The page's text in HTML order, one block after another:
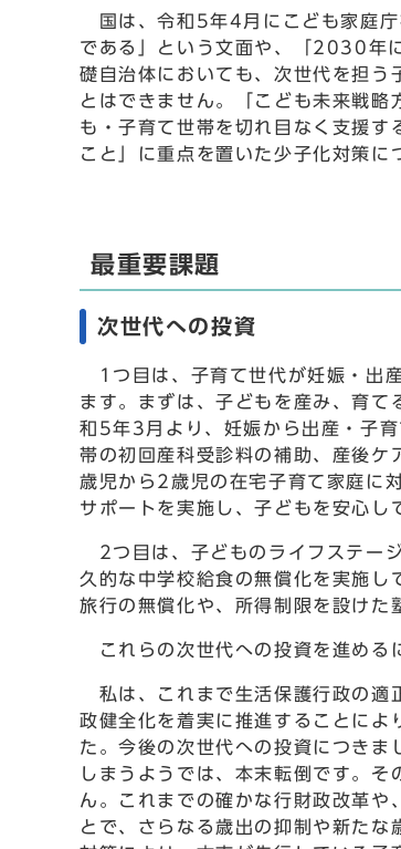
国は、令和5年4月にこども家庭庁
である」という文面や、「2030年
礎自治体においても、次世代を担う
とはできません。「こども未来戦
も・子育て世帯を切れ目なく支援
こと」に重点を置いた少子化対策に
最重要課題
次世代への投資
1つ目は、子育て世代が妊娠・出
ます。まずは、子どもを産み、育
和5年3月より、妊娠から出産・子
帯の初回産科受診料の補助、産後
歳児から2歳児の在宅子育て家庭に
サポートを実施し、子どもを安心し
2つ目は、子どものライフステー
久的な中学校給食の無償化を実施し
旅行の無償化や、所得制限を設けた
これらの次世代への投資を進める
私は、これまで生活保護行政の適
政健全化を着実に推進することによ
た。今後の次世代への投資につきま
しまうようでは、本末転倒です。
ん。これまでの確かな行財政改革や
とで、さらなる歳出の抑制や新た